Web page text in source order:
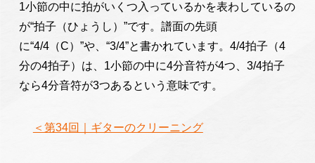
1小節の中に拍がいくつ入っているかを表わしているの
が“拍子（ひょうし）”です。譜面の先頭
に“4/4（C）”や、“3/4”と書かれています。4/4拍子（4
分の4拍子）は、1小節の中に4分音符が4つ、3/4拍子
なら4分音符が3つあるという意味です。
＜第34回｜ギターのクリーニング